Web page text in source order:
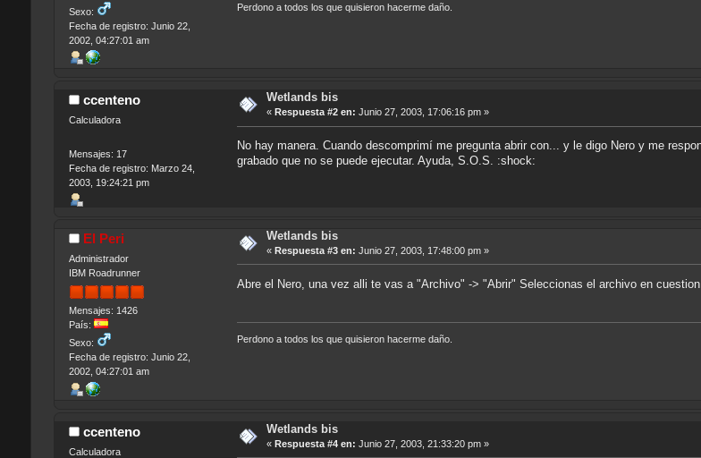
Sexo:
Fecha de registro: Junio 22,
2002, 04:27:01 am
Perdono a todos los que quisieron hacerme daño.
ccenteno
Calculadora
Mensajes: 17
Fecha de registro: Marzo 24,
2003, 19:24:21 pm
Wetlands bis
« Respuesta #2 en: Junio 27, 2003, 17:06:16 pm »
No hay manera. Cuando descomprimí me pregunta abrir con... y le digo Nero y me
grabado que no se puede ejecutar. Ayuda, S.O.S. :shock:
El Peri
Administrador
IBM Roadrunner
Mensajes: 1426
País:
Sexo:
Fecha de registro: Junio 22,
2002, 04:27:01 am
Wetlands bis
« Respuesta #3 en: Junio 27, 2003, 17:48:00 pm »
Abre el Nero, una vez alli te vas a "Archivo" -> "Abrir" Seleccionas el archivo en
Perdono a todos los que quisieron hacerme daño.
ccenteno
Calculadora
Wetlands bis
« Respuesta #4 en: Junio 27, 2003, 21:33:20 pm »